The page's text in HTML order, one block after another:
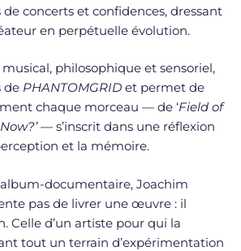
concerts et confidences, dressant
en perpétuelle évolution.
philosophique et sensoriel,
de PHANTOMGRID et permet de
chaque morceau — de ‘Field of
— s’inscrit dans une réflexion
et la mémoire.
documentaire, Joachim
pas de livrer une œuvre : il
Celle d’un artiste pour qui la
tout un terrain d’expérimentation